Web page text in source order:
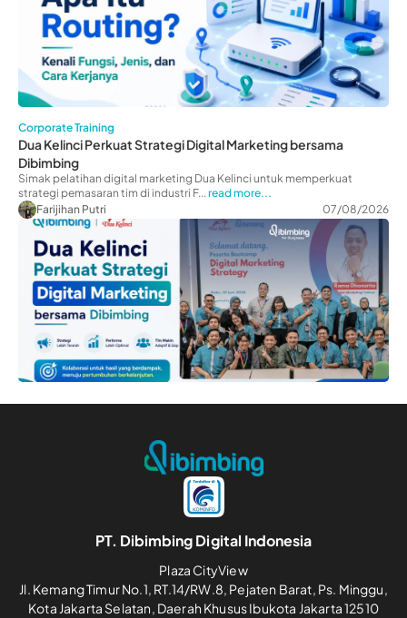
Corporate Training
Dua Kelinci Perkuat Strategi Digital Marketing bersama
Dibimbing
Simak pelatihan digital marketing Dua Kelinci untuk memperkuat
strategi pemasaran tim di industri F...read more...
Farijihan Putri
07/08/2026
PT. Dibimbing Digital Indonesia
Plaza CityView
Jl. Kemang Timur No.1, RT.14/RW.8, Pejaten Barat, Ps. Minggu,
Kota Jakarta Selatan, Daerah Khusus Ibukota Jakarta 12510